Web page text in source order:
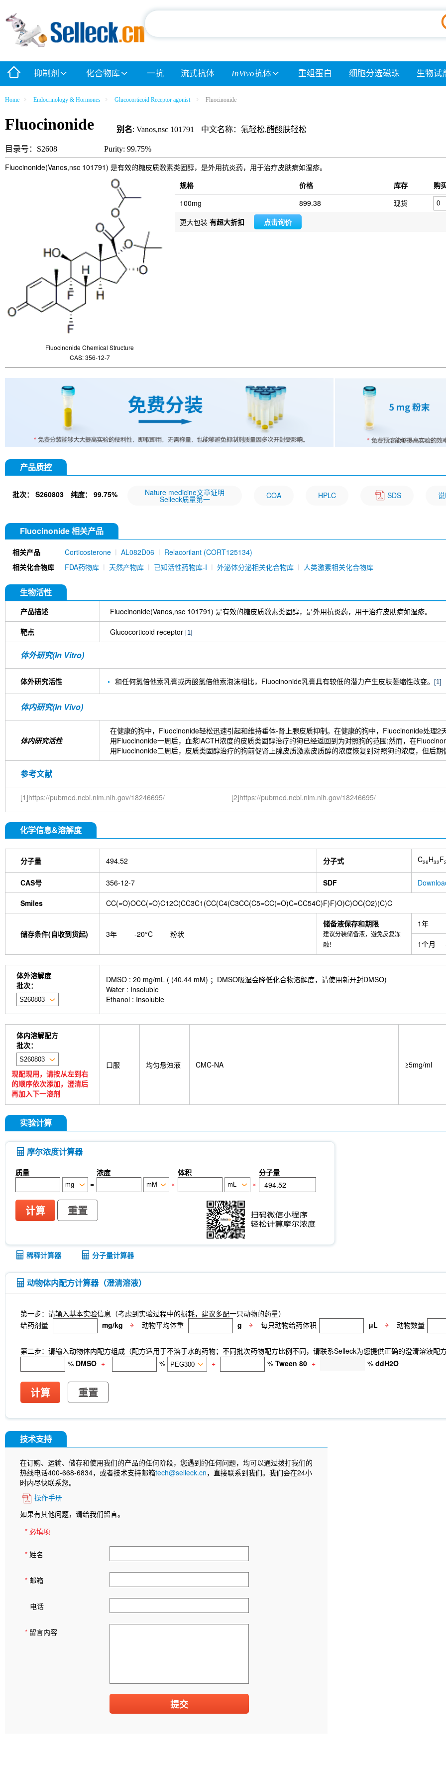
抑制剂 化合物库 一抗 流式抗体 InVivo抗体 重组蛋白 细胞分选磁珠 生物试
Home Endocrinology & Hormones Glucocorticoid Receptor agonist Fluocinonide
Fluocinonide 别名: Vanos,nsc 101791 中文名称：氟轻松,醋酸肤轻松
目录号：S2608 Purity: 99.75%
Fluocinonide(Vanos,nsc 101791) 是有效的糖皮质激素类固醇，是外用抗炎药，用于治疗皮肤病如湿疹。
Fluocinonide Chemical Structure
CAS: 356-12-7
规格 价格 库存
购
100mg
899.38
现货
更大包装 有超大折扣 点击询价
产品质控
批次： S260803 纯度： 99.75% Nature medicine文章证明
Selleck质量第一 COA HPLC SDS
Fluocinonide 相关产品
相关产品 Corticosterone AL082D06
Relacorilant (CORT125134)
相关化合物库
FDA药物库 天然产物库 已知活性药物库-I 外泌体分泌相关化合物库 人类激素相关化合物库
生物活性
产品描述 Fluocinonide(Vanos,nsc 101791) 是有效的糖皮质激素类固醇，是外用抗炎药，用于治疗皮肤病如湿疹。
靶点 Glucocorticoid receptor [1]
体外研究(In Vitro)
体外研究活性 和任何氯倍他索乳膏或丙酸氯倍他索泡沫相比，Fluocinonide乳膏具有较低的潜力产生皮肤萎缩性改变。 [1]
体内研究(In Vivo)
体内研究活性
在健康的狗中，Fluocinonide轻松迅速引起和维持垂体-肾上腺皮质抑制。在健康的狗中，Fluocinonide处理
用Fluocinonide一周后，血浆iACTH浓度的皮质类固醇治疗的狗已经返回到为对照狗的范围;然而，在
用Fluocinonide二周后，皮质类固醇治疗的狗前促肾上腺皮质激素皮质醇的浓度恢复到对照狗的浓度，但后
参考文献
[1]https://pubmed.ncbi.nlm.nih.gov/18246695/ [2]https://pubmed.ncbi.nlm.nih.gov/18246695/
化学信息&溶解度
分子量 494.52 分子式 C26H32F
CAS号 356-12-7 SDF
Smiles CC(=O)OCC(=O)C12C(CC3C1(CC(C4(C3CC(C5=CC(=O)C=CC54C)F)F)O)C)OC(O2)(C)C
储存条件(自收到货起) 3年 -20°C 粉状
储备液保存和期限
建议分装储备液，避免反复冻
融！
1年
1个月
体外溶解度
批次：
DMSO : 20 mg/mL ( (40.44 mM) ；DMSO吸湿会降低化合物溶解度，请使用新开封DMSO)
Water : Insoluble
Ethanol : Insoluble
体内溶解配方
批次：
现配现用，请按从左到右
的顺序依次添加，澄清后
再加入下一溶剂
口服 均匀悬浊液 CMC-NA ≥5mg/ml
实验计算
摩尔浓度计算器
质量 浓度 体积
分子量
=
× ×
计算 重置
稀释计算器 分子量计算器
动物体内配方计算器（澄清溶液）
第一步：请输入基本实验信息（考虑到实验过程中的损耗，建议多配一只动物的药量）
给药剂量
mg/kg 动物平均体重 g 每只动物给药体积 μL 动物数量
第二步：请输入动物体内配方组成（配方适用于不溶于水的药物；不同批次药物配方比例不同，请联系Selleck为您提供正确的澄清溶液配
% DMSO + % + % Tween 80 + % ddH2O
计算 重置
技术支持
在订购、运输、储存和使用我们的产品的任何阶段，您遇到的任何问题，均可以通过拨打我们的
热线电话400-668-6834，或者技术支持邮箱tech@selleck.cn，直接联系到我们。我们会在24小
时内尽快联系您。
操作手册
如果有其他问题，请给我们留言。
* 必填项
* 姓名
* 邮箱
电话
* 留言内容